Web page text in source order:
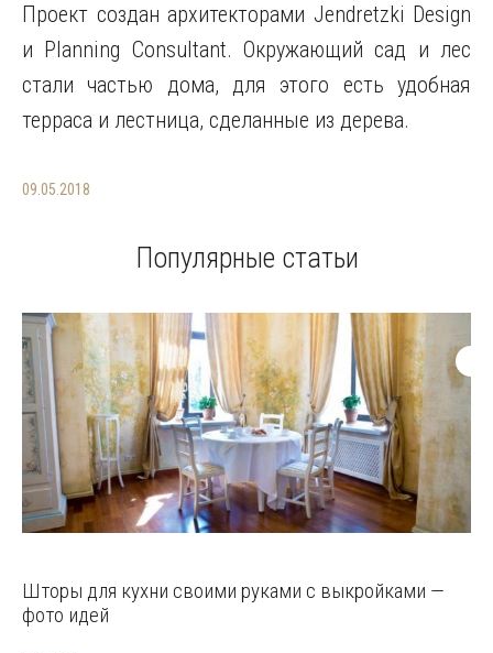
Проект создан архитекторами Jendretzki Design
и Planning Consultant. Окружающий сад и лес
стали частью дома, для этого есть удобная
терраса и лестница, сделанные из дерева.
09.05.2018
Популярные статьи
Шторы для кухни своими руками с выкройками —
фото идей